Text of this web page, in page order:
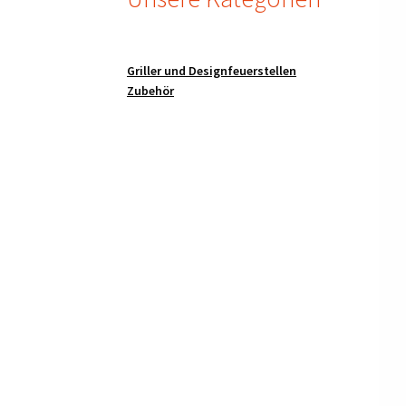
Griller und Designfeuerstellen
Zubehör